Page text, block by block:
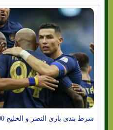
شرط بندی بازی النصر و الخلیج 100 درصد بونوس ویژه